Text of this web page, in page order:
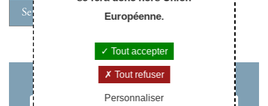
Européenne.
Tout accepter
Tout refuser
Personnaliser